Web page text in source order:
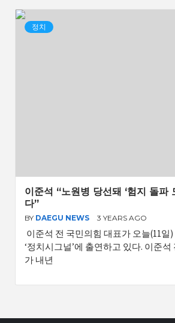
정치
이준석 “노원병 당선돼 ‘험지 돌파
다”
BY DAEGU NEWS 3 YEARS AGO
이준석 전 국민의힘 대표가 오늘(11일
‘정치시그널’에 출연하고 있다. 이준
가 내년